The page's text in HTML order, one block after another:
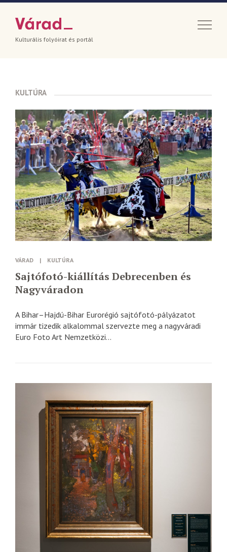
Kulturális folyóirat és portál
KULTÚRA
VÁRAD | KULTÚRA
Sajtófotó-kiállítás Debrecenben és
Nagyváradon
A Bihar–Hajdú-Bihar Eurorégió sajtófotó-pályázatot
immár tizedik alkalommal szervezte meg a nagyváradi
Euro Foto Art Nemzetközi...